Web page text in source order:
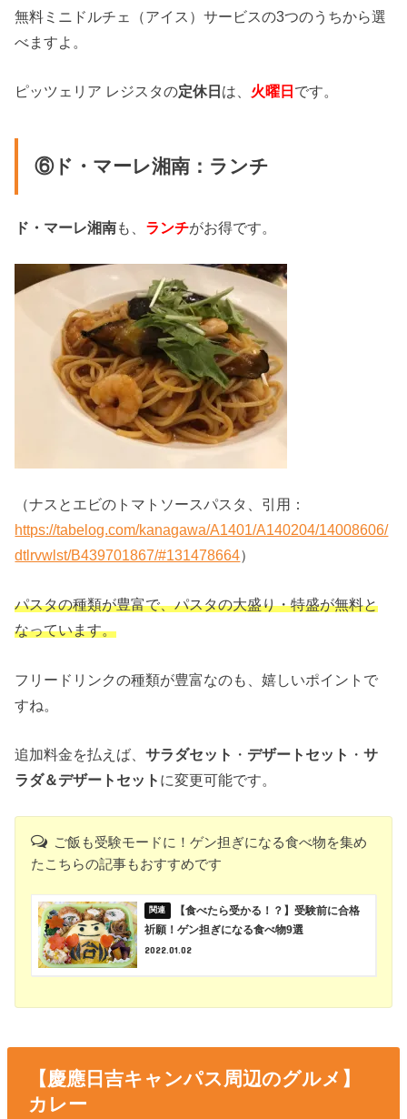
無料ミニドルチェ（アイス）サービスの3つのうちから選
べますよ。
ピッツェリア レジスタの定休日は、 火曜日です。
⑥ド・マーレ湘南：ランチ
ド・マーレ湘南も、 ランチがお得です。
（ナスとエビのトマトソースパスタ、引用：
https://tabelog.com/kanagawa/A1401/A140204/14008606/
dtlrvwlst/B439701867/#131478664）
パスタの種類が豊富で、パスタの大盛り・特盛が無料と
なっています。
フリードリンクの種類が豊富なのも、嬉しいポイントで
すね。
追加料金を払えば、サラダセット ・ デザートセット ・サ
ラダ＆デザートセット に変更可能です。
ご飯も受験モードに！ゲン担ぎになる食べ物を集め
たこちらの記事もおすすめです
【食べたら受かる！？】受験前に合格
祈願！ゲン担ぎになる食べ物9選
2022.01.02
【慶應日吉キャンパス周辺のグルメ】
カレー